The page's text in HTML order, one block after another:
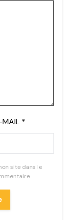
MAIL *
site dans le